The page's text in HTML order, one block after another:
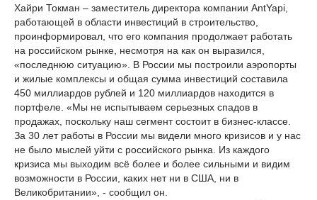
Хайри Токман – заместитель директора компании AntYapi,
работающей в области инвестиций в строительство,
проинформировал, что его компания продолжает работать
на российском рынке, несмотря на как он выразился,
«последнюю ситуацию». В России мы построили аэропорты
и жилые комплексы и общая сумма инвестиций составила
450 миллиардов рублей и 120 миллиардов находится в
портфеле. «Мы не испытываем серьезных спадов в
продажах, поскольку наш сегмент состоит в бизнес-классе.
За 30 лет работы в России мы видели много кризисов и у нас
не было мыслей уйти с российского рынка. Из каждого
кризиса мы выходим всё более и более сильными и видим
возможности в России, каких нет ни в США, ни в
Великобритании», - сообщил он.